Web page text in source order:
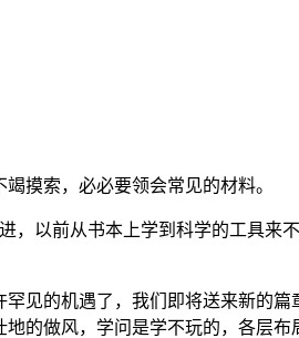
摸索，必必要领会常见的材料。
以前从书本上学到科学的工具来不
见的机遇了，我们即将送来新的篇
的做风，学问是学不玩的，各层布